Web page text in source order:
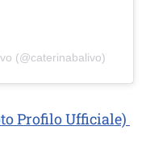
(@caterinabalivo)
Profilo Ufficiale)